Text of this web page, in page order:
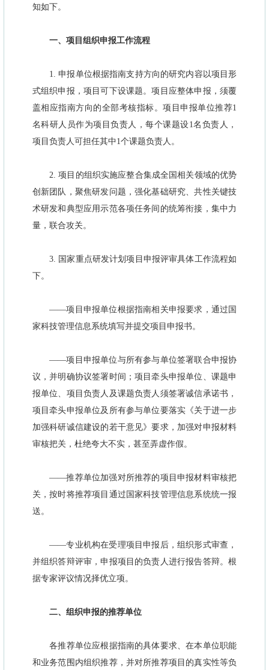
知如下。
一、项目组织申报工作流程
1. 申报单位根据指南支持方向的研究内容以项目形
式组织申报，项目可下设课题。项目应整体申报，须覆
盖相应指南方向的全部考核指标。项目申报单位推荐1
名科研人员作为项目负责人，每个课题设1名负责人，
项目负责人可担任其中1个课题负责人。
2. 项目的组织实施应整合集成全国相关领域的优势
创新团队，聚焦研发问题，强化基础研究、共性关键技
术研发和典型应用示范各项任务间的统筹衔接，集中力
量，联合攻关。
3. 国家重点研发计划项目申报评审具体工作流程如
下。
——项目申报单位根据指南相关申报要求，通过国
家科技管理信息系统填写并提交项目申报书。
——项目申报单位与所有参与单位签署联合申报协
议，并明确协议签署时间；项目牵头申报单位、课题申
报单位、项目负责人及课题负责人须签署诚信承诺书，
项目牵头申报单位及所有参与单位要落实《关于进一步
加强科研诚信建设的若干意见》要求，加强对申报材料
审核把关，杜绝夸大不实，甚至弄虚作假。
——推荐单位加强对所推荐的项目申报材料审核把
关，按时将推荐项目通过国家科技管理信息系统统一报
送。
——专业机构在受理项目申报后，组织形式审查，
并组织答辩评审，申报项目的负责人进行报告答辩。根
据专家评议情况择优立项。
二、组织申报的推荐单位
各推荐单位应根据指南的具体要求、在本单位职能
和业务范围内组织推荐，并对所推荐项目的真实性等负